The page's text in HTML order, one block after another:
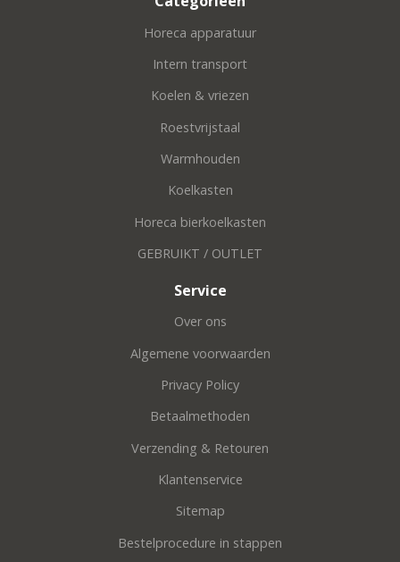
Horeca apparatuur
Intern transport
Koelen & vriezen
Roestvrijstaal
Warmhouden
Koelkasten
Horeca bierkoelkasten
GEBRUIKT / OUTLET
Service
Over ons
Algemene voorwaarden
Privacy Policy
Betaalmethoden
Verzending & Retouren
Klantenservice
Sitemap
Bestelprocedure in stappen